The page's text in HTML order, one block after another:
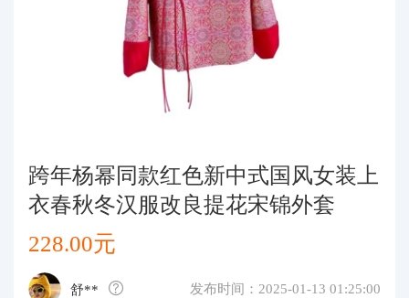
跨年杨幂同款红色新中式国风女装上
衣春秋冬汉服改良提花宋锦外套
228.00元
舒** 发布时间：2025-01-13 01:25:00